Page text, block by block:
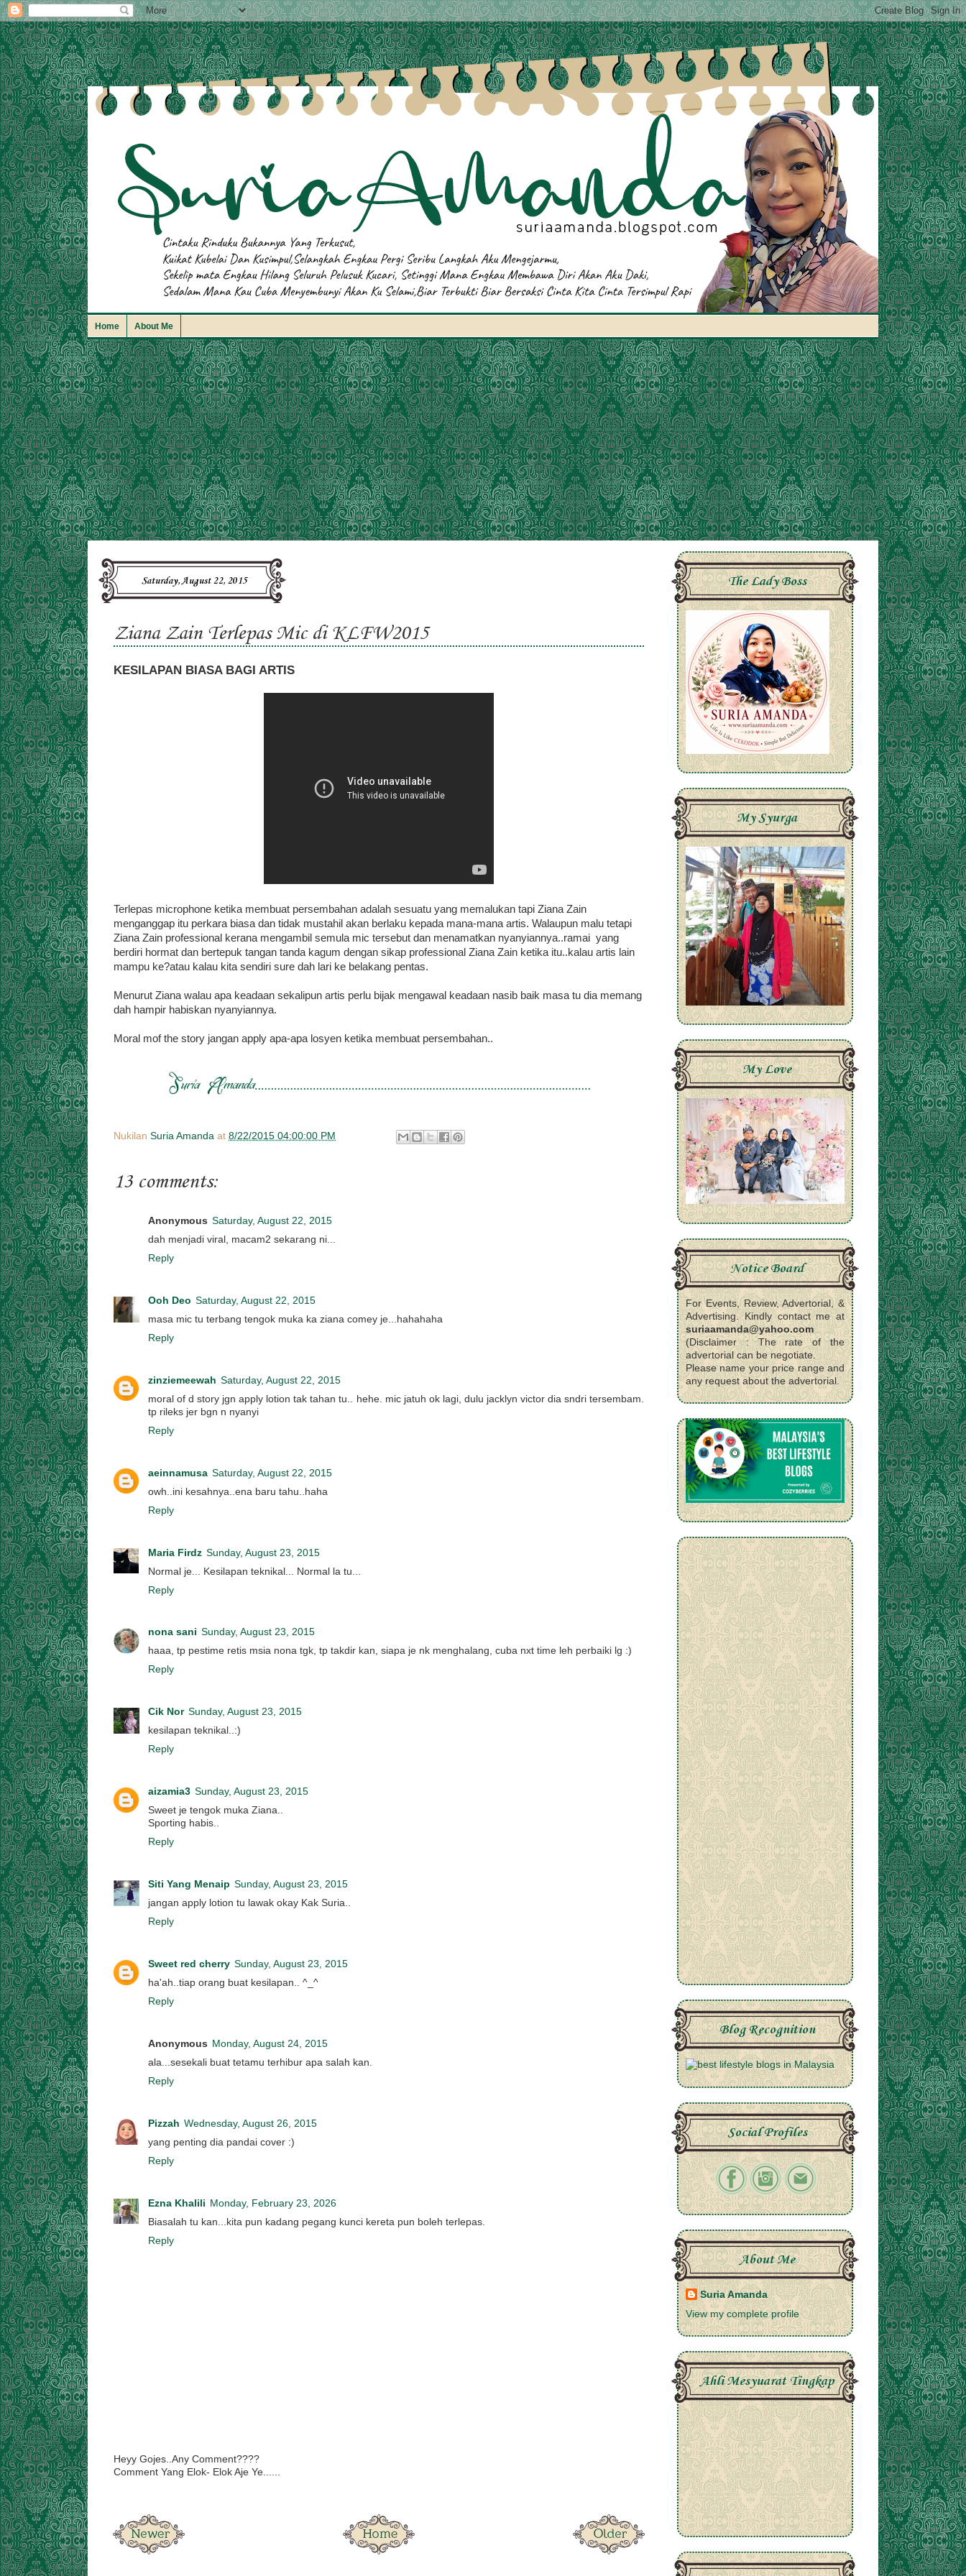
Home About Me
Saturday, August 22, 2015
Ziana Zain Terlepas Mic di KLFW2015
KESILAPAN BIASA BAGI ARTIS
Terlepas microphone ketika membuat persembahan adalah sesuatu yang memalukan tapi Ziana Zain
menganggap itu perkara biasa dan tidak mustahil akan berlaku kepada mana-mana artis. Walaupun malu tetapi
Ziana Zain professional kerana mengambil semula mic tersebut dan menamatkan nyanyiannya..ramai yang
berdiri hormat dan bertepuk tangan tanda kagum dengan sikap professional Ziana Zain ketika itu..kalau artis lain
mampu ke?atau kalau kita sendiri sure dah lari ke belakang pentas.
Menurut Ziana walau apa keadaan sekalipun artis perlu bijak mengawal keadaan nasib baik masa tu dia memang
dah hampir habiskan nyanyiannya.
Moral mof the story jangan apply apa-apa losyen ketika membuat persembahan..
Nukilan Suria Amanda at 8/22/2015 04:00:00 PM
13 comments:
Anonymous Saturday, August 22, 2015
dah menjadi viral, macam2 sekarang ni...
Reply
Ooh Deo Saturday, August 22, 2015
masa mic tu terbang tengok muka ka ziana comey je...hahahaha
Reply
zinziemeewah Saturday, August 22, 2015
moral of d story jgn apply lotion tak tahan tu.. hehe. mic jatuh ok lagi, dulu jacklyn victor dia sndri tersembam.
tp rileks jer bgn n nyanyi
Reply
aeinnamusa Saturday, August 22, 2015
owh..ini kesahnya..ena baru tahu..haha
Reply
Maria Firdz Sunday, August 23, 2015
Normal je... Kesilapan teknikal... Normal la tu...
Reply
nona sani Sunday, August 23, 2015
haaa, tp pestime retis msia nona tgk, tp takdir kan, siapa je nk menghalang, cuba nxt time leh perbaiki lg :)
Reply
Cik Nor Sunday, August 23, 2015
kesilapan teknikal..:)
Reply
aizamia3 Sunday, August 23, 2015
Sweet je tengok muka Ziana..
Sporting habis..
Reply
Siti Yang Menaip Sunday, August 23, 2015
jangan apply lotion tu lawak okay Kak Suria..
Reply
Sweet red cherry Sunday, August 23, 2015
ha'ah..tiap orang buat kesilapan.. ^_^
Reply
Anonymous Monday, August 24, 2015
ala...sesekali buat tetamu terhibur apa salah kan.
Reply
Pizzah Wednesday, August 26, 2015
yang penting dia pandai cover :)
Reply
Ezna Khalili Monday, February 23, 2026
Biasalah tu kan...kita pun kadang pegang kunci kereta pun boleh terlepas.
Reply
Heyy Gojes..Any Comment????
Comment Yang Elok- Elok Aje Ye......
The Lady Boss
My Syurga
My Love
Notice Board
For Events, Review, Advertorial, &
Advertising. Kindly contact me at
suriaamanda@yahoo.com
(Disclaimer : The rate of the
advertorial can be negotiate.
Please name your price range and
any request about the advertorial.
Blog Recognition
Social Profiles
About Me
Suria Amanda
View my complete profile
Ahli Mesyuarat Tingkap